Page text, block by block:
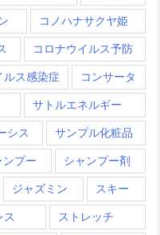
コノハナサクヤ姫
コロナウイルス予防
ルス感染症 コンサータ
サトルエネルギー
シス サンプル化粧品
ンプー シャンプー剤
ジャズミン スキー
ス ストレッチ